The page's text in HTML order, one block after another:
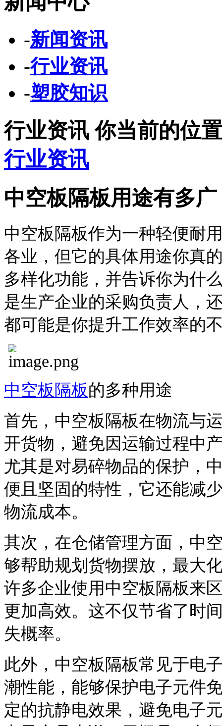
-新闻资讯
-行业资讯
-塑胶知识
行业资讯你当前的位
行业资讯
中空板隔板用途有多
中空板隔板作为一种轻便耐
各业，但它的具体用途你真
多样化功能，并告诉你为什
是生产企业的采购负责人，
都可能是你提升工作效率的
中空板隔板的多种用途
首先，中空板隔板在物流与
开货物，避免因运输过程中
尤其是对易碎物品的保护，
便且坚固的特性，它还能减
物流成本。
其次，在仓储管理方面，中
够帮助规划货物摆放，最大
许多企业使用中空板隔板来
更加高效。这不仅节省了时
失概率。
此外，中空板隔板常见于电
潮性能，能够保护电子元件
定的抗静电效果，避免电子